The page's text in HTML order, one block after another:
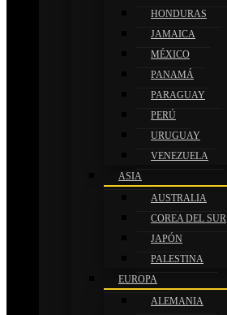
HONDURAS
JAMAICA
MÉXICO
PANAMÁ
PARAGUAY
PERÚ
URUGUAY
VENEZUELA
ASIA
AUSTRALIA
COREA DEL SUR
JAPÓN
PALESTINA
EUROPA
ALEMANIA